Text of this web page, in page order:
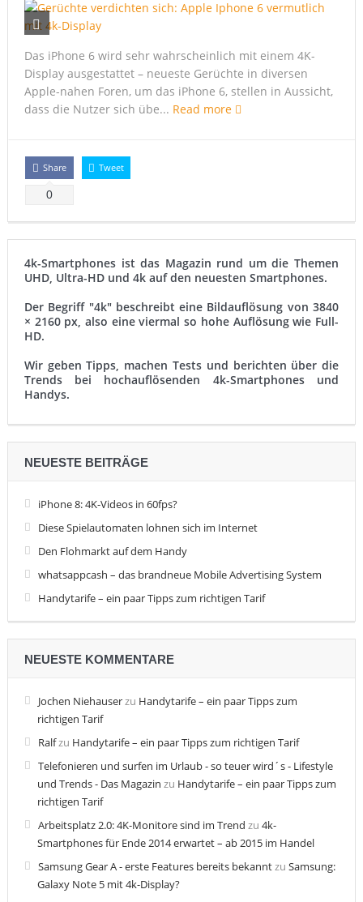
Xperia Z5: Konzept zeigt ultradünnes 4K-Phablet
Samsung: Galaxy Note 5 mit 4k-Display?
Sharp präsentiert Ultra HD auf 5,5 Zoll
Das iPhone 6 wird sehr wahrscheinlich mit einem 4K-
Display ausgestattet – neueste Gerüchte in diversen
Apple-nahen Foren, um das iPhone 6, stellen in Aussicht,
dass die Nutzer sich übe... Read more
Share
0
Tweet
4k-Smartphones ist das Magazin rund um die Themen
UHD, Ultra-HD und 4k auf den neuesten Smartphones.
Der Begriff "4k" beschreibt eine Bildauflösung von 3840
× 2160 px, also eine viermal so hohe Auflösung wie Full-
HD.
Wir geben Tipps, machen Tests und berichten über die
Trends bei hochauflösenden 4k-Smartphones und
Handys.
NEUESTE BEITRÄGE
iPhone 8: 4K-Videos in 60fps?
Diese Spielautomaten lohnen sich im Internet
Den Flohmarkt auf dem Handy
whatsappcash – das brandneue Mobile Advertising System
Handytarife – ein paar Tipps zum richtigen Tarif
NEUESTE KOMMENTARE
Jochen Niehauserzu Handytarife – ein paar Tipps zum
richtigen Tarif
Ralfzu Handytarife – ein paar Tipps zum richtigen Tarif
Telefonieren und surfen im Urlaub - so teuer wird´s - Lifestyle
und Trends - Das Magazin zu Handytarife – ein paar Tipps zum
richtigen Tarif
Arbeitsplatz 2.0: 4K-Monitore sind im Trend zu 4k-
Smartphones für Ende 2014 erwartet – ab 2015 im Handel
Samsung Gear A - erste Features bereits bekanntzu Samsung:
Galaxy Note 5 mit 4k-Display?